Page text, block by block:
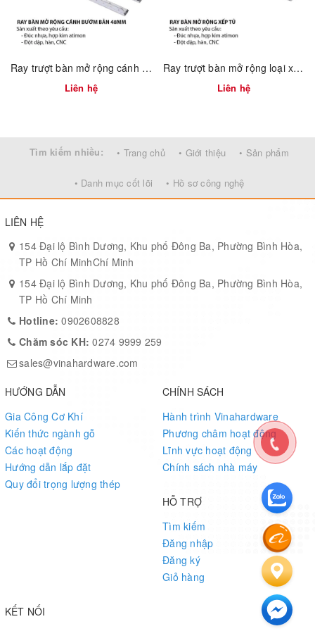
Kích thước đa dạng: Dải chiều dài A/B/C từ 500 – 2 500 mm,
bản rộng tiêu chuẩn 48 mm phù hợp hầu hết khung bàn gỗ, thép,
nhôm.
Gia công chính xác: Đột dập CNC, hàn điểm gia cố, kiểm tra độ
Bản
Chiều
dài A
Chiều
Chiều
Tải trọng
VNH-
RTM1B-920
48
1 500
VNH-
RTM1B-
48
mm
1 100
mm
680 mm
1 780
VNH-
1200
48
mm
mm
Chú ý:Sản phẩm có thể gia công theo yêu cầu về
chiều dài và bề mặt hoàn thiện (mạ kẽm trắng, đen
hoặc sơn tĩnh điện màu).
4. Ứng dụng linh hoạt
: Mở rộng nhanh để thêm laptop, hồ sơ,
: Nâng diện tích bày tiệc khi gia đình, bạn bè
Quầy lễ tân, kiosk
: Tạo thêm mặt phục vụ khách hàng, thu gọn
Ray trượt bàn mở rộng cánh bướm bản 48mm 1151.4.05780
Liên hệ
Ray trượt bàn mở rộng loại xếp gọn 5 tầng 1180.4.03300
Liên hệ
Tìm kiếm nhiều: • Trang chủ • Giới thiệu • Sản phẩm
• Danh mục cốt lõi • Hồ sơ công nghệ
LIÊN HỆ
154 Đại lộ Bình Dương, Khu phố Đông Ba, Phường Bình Hòa,
TP Hồ Chí MinhChí Minh
154 Đại lộ Bình Dương, Khu phố Đông Ba, Phường Bình Hòa,
TP Hồ Chí Minh
Hotline:0902608828
Chăm sóc KH:0274 9999 259
sales@vinahardware.com
HƯỚNG DẪN
Gia Công Cơ Khí
Kiến thức ngành gỗ
Các hoạt động
Hướng dẫn lắp đặt
Quy đổi trọng lượng thép
CHÍNH SÁCH
Hành trình Vinahardware
Phương châm hoạt động
Lĩnh vực hoạt động
Chính sách nhà máy
HỖ TRỢ
Tìm kiếm
Đăng nhập
Đăng ký
Giỏ hàng
KẾT NỐI